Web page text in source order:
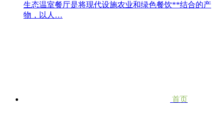
生态温室餐厅是将现代设施农业和绿色餐饮**结合的产
物，以人…
首页